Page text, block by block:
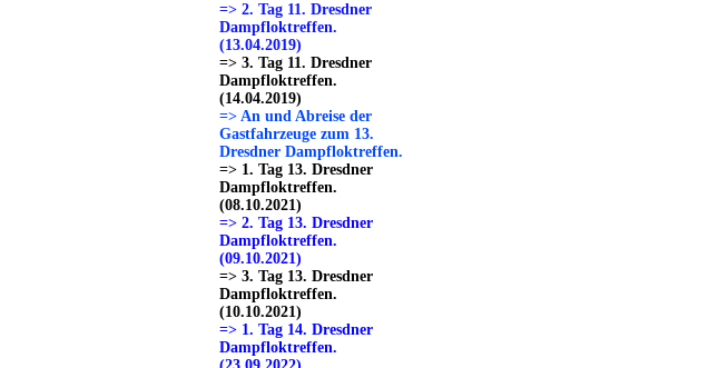
=> 2. Tag 11. Dresdner
Dampfloktreffen.
(13.04.2019)
=> 3. Tag 11. Dresdner
Dampfloktreffen.
(14.04.2019)
=> An und Abreise der
Gastfahrzeuge zum 13.
Dresdner Dampfloktreffen.
=> 1. Tag 13. Dresdner
Dampfloktreffen.
(08.10.2021)
=> 2. Tag 13. Dresdner
Dampfloktreffen.
(09.10.2021)
=> 3. Tag 13. Dresdner
Dampfloktreffen.
(10.10.2021)
=> 1. Tag 14. Dresdner
Dampfloktreffen.